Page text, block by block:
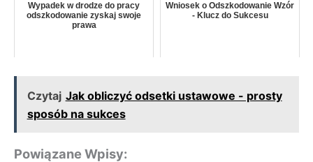
Wypadek w drodze do pracy
odszkodowanie zyskaj swoje
prawa
Wniosek o Odszkodowanie Wzór
- Klucz do Sukcesu
Czytaj Jak obliczyć odsetki ustawowe - prosty
sposób na sukces
Powiązane Wpisy: